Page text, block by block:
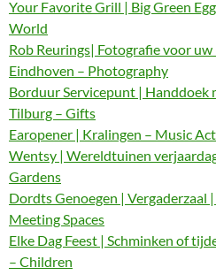
Your Favorite Grill | Big Green
World
Rob Reurings| Fotografie voor
Eindhoven – Photography
Borduur Servicepunt | Handdoek
Tilburg – Gifts
Earopener | Kralingen – Music
Wentsy | Wereldtuinen
Gardens
Dordts Genoegen |
Meeting Spaces
Elke Dag Feest | Schminken of
– Children